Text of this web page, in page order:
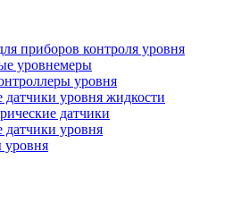
приборов контроля уровня
уровнемеры
уровня
уровня жидкости
датчики
уровня
уровня